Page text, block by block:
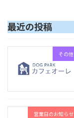
最近の投稿
その他
営業日のお知らせ